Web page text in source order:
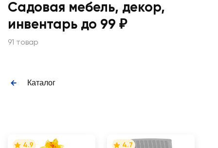
Садовая мебель, декор,
инвентарь до 99 ₽
91 товар
Каталог
4.9 4.7